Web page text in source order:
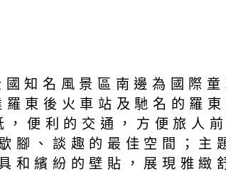
知名風景區南邊為國際童
東後火車站及馳名的羅東
便利的交通，方便旅人
腳、談趣的最佳空間；主
和繽紛的壁貼，展現雅緻